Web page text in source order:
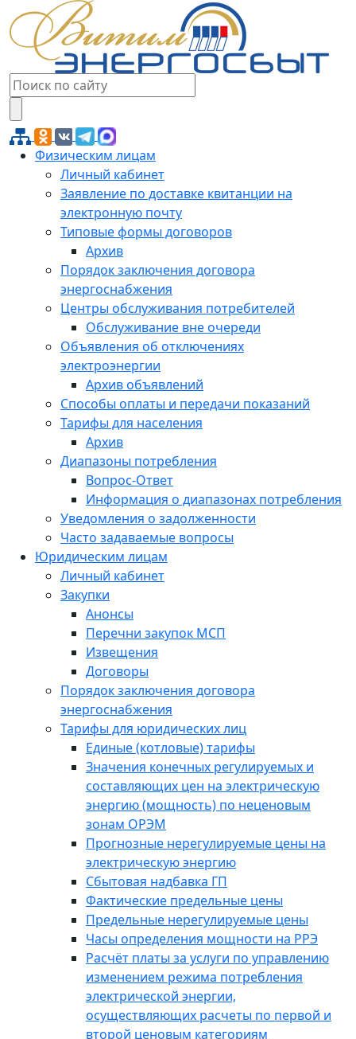
Физическим лицам
Личный кабинет
Заявление по доставке квитанции на
электронную почту
Типовые формы договоров
Архив
Порядок заключения договора
энергоснабжения
Центры обслуживания потребителей
Обслуживание вне очереди
Объявления об отключениях
электроэнергии
Архив объявлений
Способы оплаты и передачи показаний
Тарифы для населения
Архив
Диапазоны потребления
Вопрос-Ответ
Информация о диапазонах потребления
Уведомления о задолженности
Часто задаваемые вопросы
Юридическим лицам
Личный кабинет
Закупки
Анонсы
Перечни закупок МСП
Извещения
Договоры
Порядок заключения договора
энергоснабжения
Тарифы для юридических лиц
Единые (котловые) тарифы
Значения конечных регулируемых и
составляющих цен на электрическую
энергию (мощность) по неценовым
зонам ОРЭМ
Прогнозные нерегулируемые цены на
электрическую энергию
Сбытовая надбавка ГП
Фактические предельные цены
Предельные нерегулируемые цены
Часы определения мощности на РРЭ
Расчёт платы за услуги по управлению
изменением режима потребления
электрической энергии,
осуществляющих расчеты по первой и
второй ценовым категориям